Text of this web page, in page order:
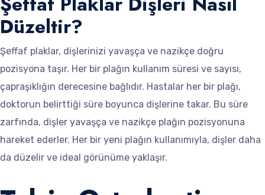
Düzeltir?
Şeffaf plaklar, dişlerinizi yavaşça ve nazikçe doğru
pozisyona taşır. Her bir plağın kullanım süresi ve sayısı,
çapraşıklığın derecesine bağlıdır. Hastalar her bir plağı,
doktorun belirttiği süre boyunca dişlerine takar. Bu süre
zarfında, dişler yavaşça ve nazikçe plağın pozisyonuna
hareket ederler. Her bir yeni plağın kullanımıyla, dişler daha
da düzelir ve ideal görünüme yaklaşır.